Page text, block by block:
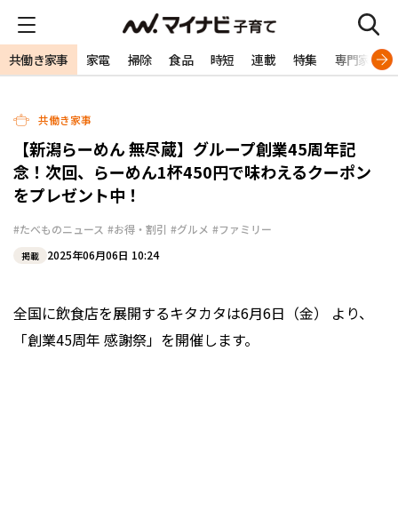
共働き家事 家電 掃除 食品 時短 連載 特集 専門家
共働き家事
【新潟らーめん 無尽蔵】グループ創業45周年記
念！次回、らーめん1杯450円で味わえるクーポン
をプレゼント中！
#たべものニュース #お得・割引 #グルメ #ファミリー
掲載 2025年06月06日 10:24
全国に飲食店を展開するキタカタは6月6日（金） より、
「創業45周年 感謝祭」を開催します。